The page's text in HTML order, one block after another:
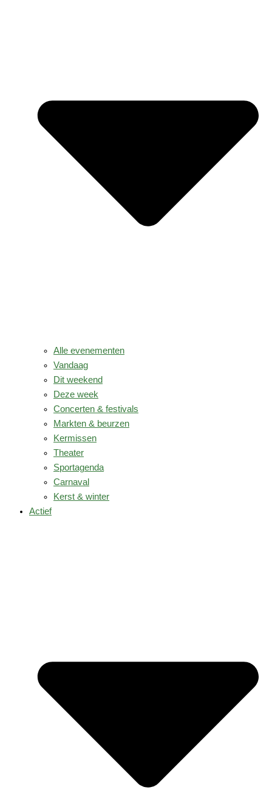
Alle evenementen
Vandaag
Dit weekend
Deze week
Concerten & festivals
Markten & beurzen
Kermissen
Theater
Sportagenda
Carnaval
Kerst & winter
Actief